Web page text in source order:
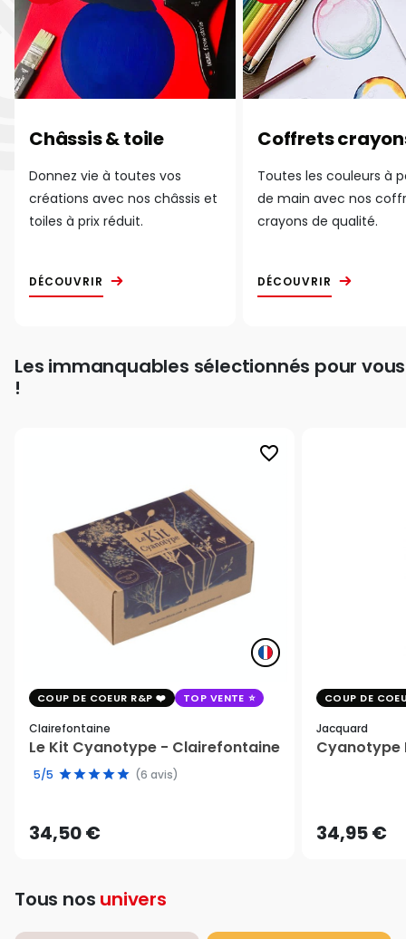
Châssis & toile
Donnez vie à toutes vos
créations avec nos châssis et
toiles à prix réduit.
DÉCOUVRIR
Coffrets
Toutes les couleurs à
de main avec nos
crayons de qualité.
DÉCOUVRIR
Les immanquables sélectionnés pour vous
!
favorite_border
COUP DE COEUR R&P TOP VENTE
Clairefontaine
Le Kit Cyanotype - Clairefontaine
5/5 (6 avis)
34,50 €
COUP DE
Jacquard
Cyanotype
34,95 €
Tous nos univers